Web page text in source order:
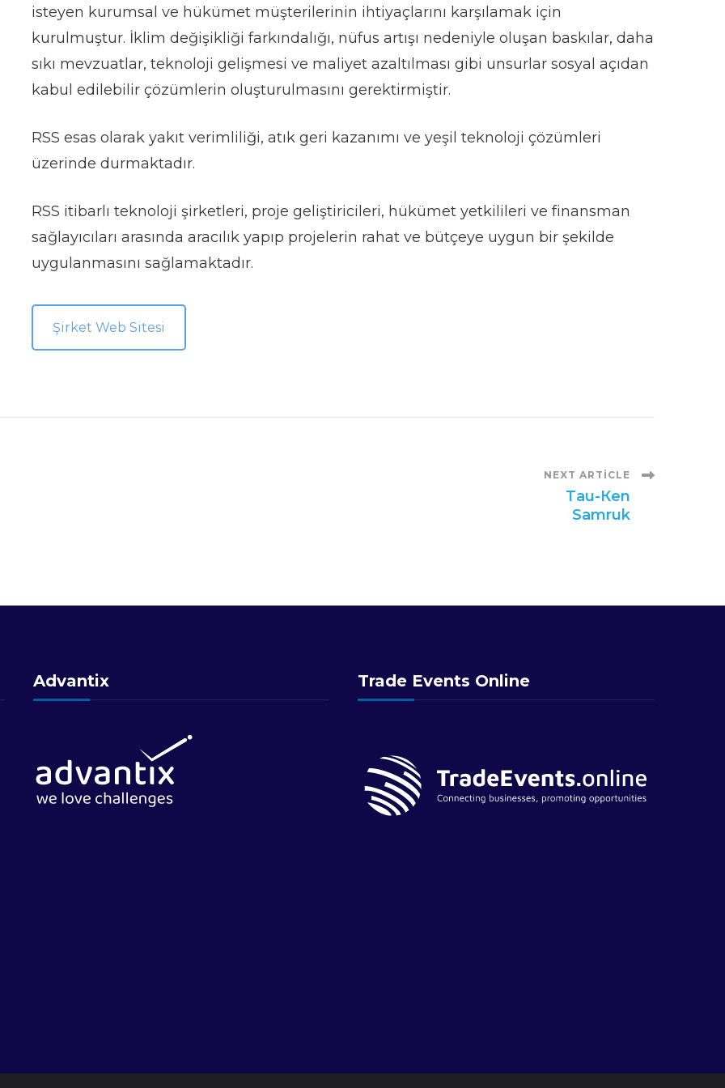
isteyen kurumsal ve hükümet müşterilerinin ihtiyaçlarını karşılamak için
kurulmuştur. İklim değişikliği farkındalığı, nüfus artışı nedeniyle oluşan baskılar, daha
sıkı mevzuatlar, teknoloji gelişmesi ve maliyet azaltılması gibi unsurlar sosyal açıdan
kabul edilebilir çözümlerin oluşturulmasını gerektirmiştir.
RSS esas olarak yakıt verimliliği, atık geri kazanımı ve yeşil teknoloji çözümleri
üzerinde durmaktadır.
RSS itibarlı teknoloji şirketleri, proje geliştiricileri, hükümet yetkilileri ve finansman
sağlayıcıları arasında aracılık yapıp projelerin rahat ve bütçeye uygun bir şekilde
uygulanmasını sağlamaktadır.
Şirket Web Sitesi
NEXT ARTICLE
Tau-Кen
Samruk
Advantix Trade Events Online